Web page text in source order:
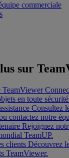
commerciale
sur
TeamViewer
en toute
Consultez
contactez notre
Rejoignez
TeamUP.
clients Découvrez
TeamViewer.